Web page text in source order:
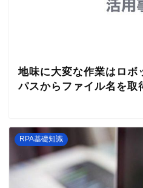
地味に大変な作業はロボ
パスからファイル名を取
RPA基礎知識